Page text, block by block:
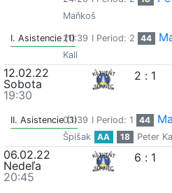
Maňkoš
I. Asistencie (1)20:39 I Period: 2 44
Kall
12.02.22
Sobota
19:30
2 : 1
II. Asistencie (1)
03:39 I Period: 1 44
Špišak
AA 18 Peter
06.02.22
Nedeľa
20:45
6 : 1